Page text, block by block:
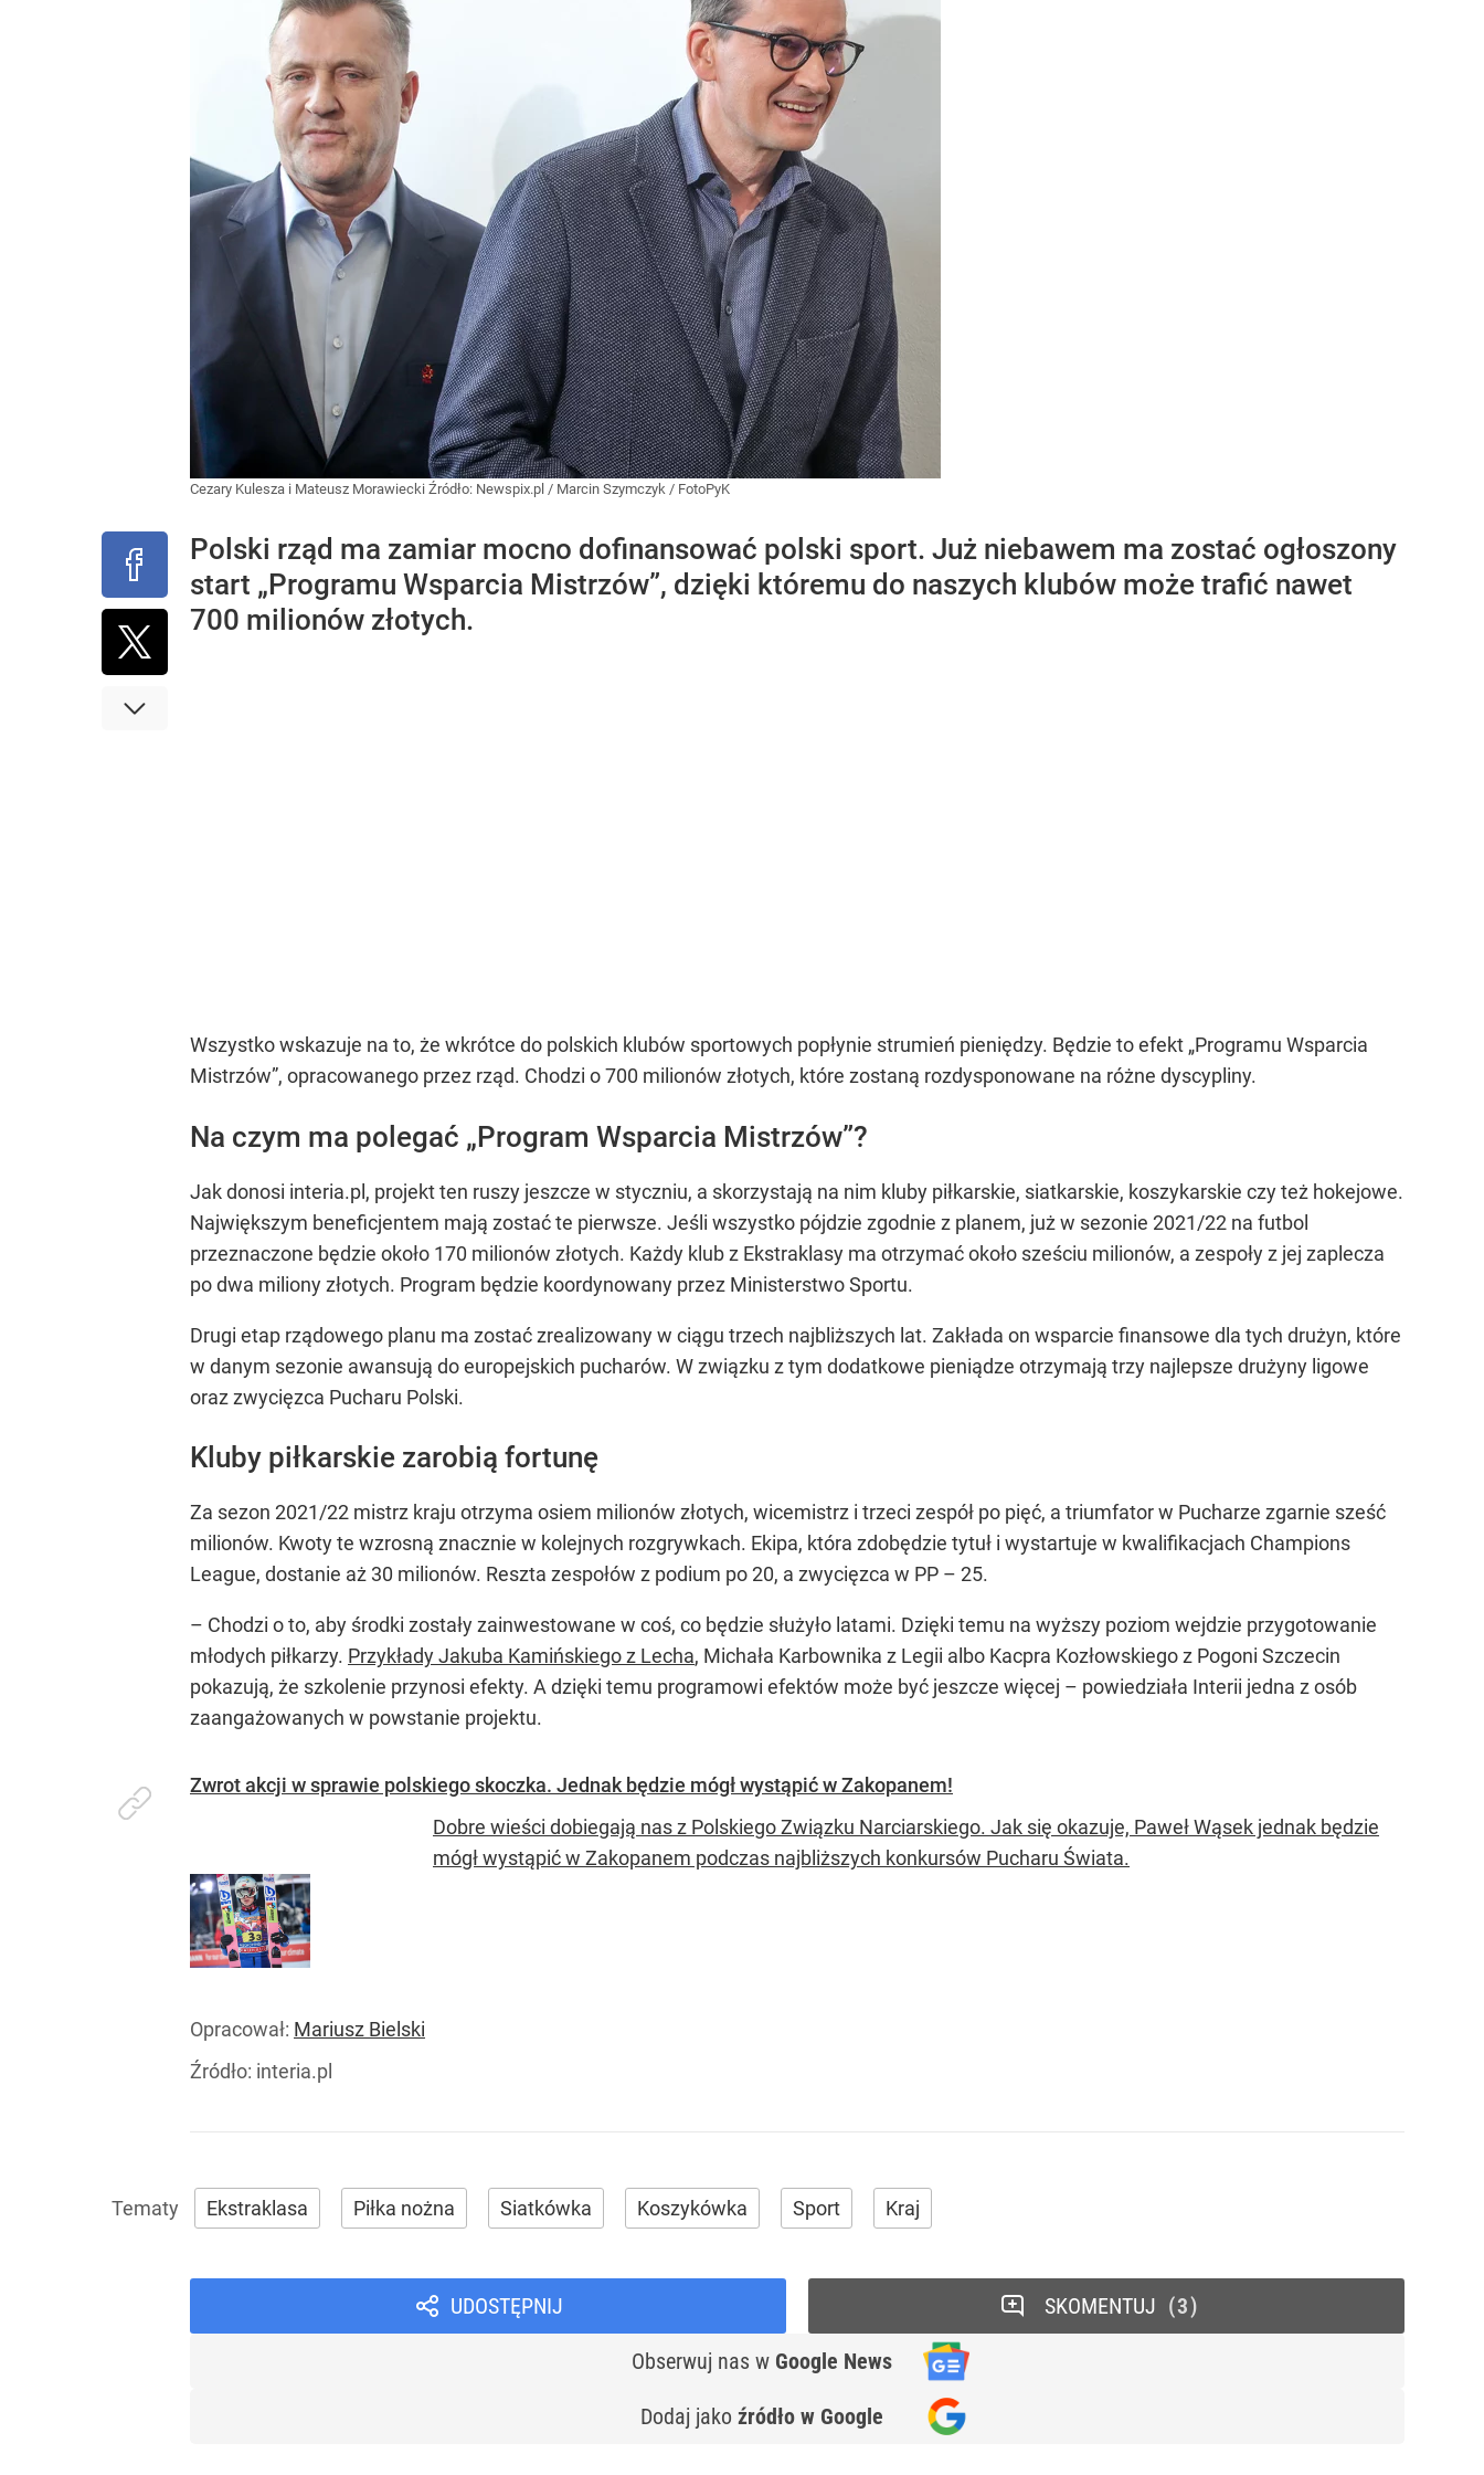
Cezary Kulesza i Mateusz Morawiecki Źródło: Newspix.pl / Marcin Szymczyk / FotoPyK
Polski rząd ma zamiar mocno dofinansować polski sport. Już niebawem ma zostać ogłoszony
start „Programu Wsparcia Mistrzów”, dzięki któremu do naszych klubów może trafić nawet
700 milionów złotych.
Wszystko wskazuje na to, że wkrótce do polskich klubów sportowych popłynie strumień pieniędzy. Będzie to efekt „Programu Wsparcia
Mistrzów”, opracowanego przez rząd. Chodzi o 700 milionów złotych, które zostaną rozdysponowane na różne dyscypliny.
Na czym ma polegać „Program Wsparcia Mistrzów”?
Jak donosi interia.pl, projekt ten ruszy jeszcze w styczniu, a skorzystają na nim kluby piłkarskie, siatkarskie, koszykarskie czy też hokejowe.
Największym beneficjentem mają zostać te pierwsze. Jeśli wszystko pójdzie zgodnie z planem, już w sezonie 2021/22 na futbol
przeznaczone będzie około 170 milionów złotych. Każdy klub z Ekstraklasy ma otrzymać około sześciu milionów, a zespoły z jej zaplecza
po dwa miliony złotych. Program będzie koordynowany przez Ministerstwo Sportu.
Drugi etap rządowego planu ma zostać zrealizowany w ciągu trzech najbliższych lat. Zakłada on wsparcie finansowe dla tych drużyn, które
w danym sezonie awansują do europejskich pucharów. W związku z tym dodatkowe pieniądze otrzymają trzy najlepsze drużyny ligowe
oraz zwycięzca Pucharu Polski.
Kluby piłkarskie zarobią fortunę
Za sezon 2021/22 mistrz kraju otrzyma osiem milionów złotych, wicemistrz i trzeci zespół po pięć, a triumfator w Pucharze zgarnie sześć
milionów. Kwoty te wzrosną znacznie w kolejnych rozgrywkach. Ekipa, która zdobędzie tytuł i wystartuje w kwalifikacjach Champions
League, dostanie aż 30 milionów. Reszta zespołów z podium po 20, a zwycięzca w PP – 25.
– Chodzi o to, aby środki zostały zainwestowane w coś, co będzie służyło latami. Dzięki temu na wyższy poziom wejdzie przygotowanie
młodych piłkarzy. Przykłady Jakuba Kamińskiego z Lecha, Michała Karbownika z Legii albo Kacpra Kozłowskiego z Pogoni Szczecin
pokazują, że szkolenie przynosi efekty. A dzięki temu programowi efektów może być jeszcze więcej – powiedziała Interii jedna z osób
zaangażowanych w powstanie projektu.
Zwrot akcji w sprawie polskiego skoczka. Jednak będzie mógł wystąpić w Zakopanem!
Dobre wieści dobiegają nas z Polskiego Związku Narciarskiego. Jak się okazuje, Paweł Wąsek jednak będzie
mógł wystąpić w Zakopanem podczas najbliższych konkursów Pucharu Świata.
Opracował: Mariusz Bielski
Źródło: interia.pl
Ekstraklasa Piłka nożna Siatkówka Koszykówka Sport Kraj
UDOSTĘPNIJ
Obserwuj nas w Google News
Dodaj jako źródło w Google
SKOMENTUJ 3